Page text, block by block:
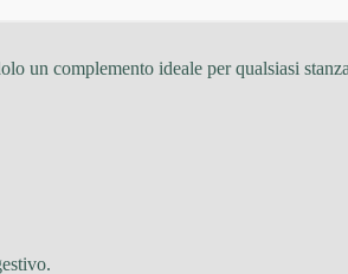
un complemento ideale per qualsiasi